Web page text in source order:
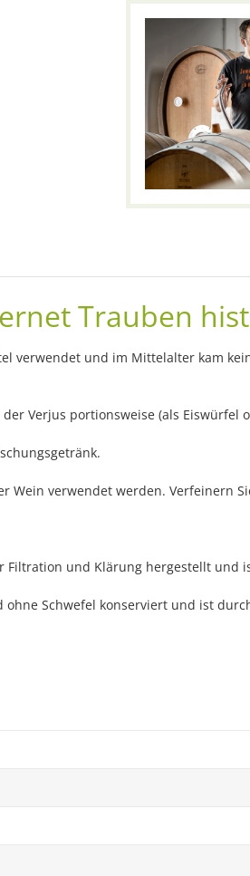
Trauben
verwendet und im Mittelalter kam
Verjus portionsweise (als Eiswürfel
verwendet werden. Verfeinern
Filtration und Klärung hergestellt und
Schwefel konserviert und ist